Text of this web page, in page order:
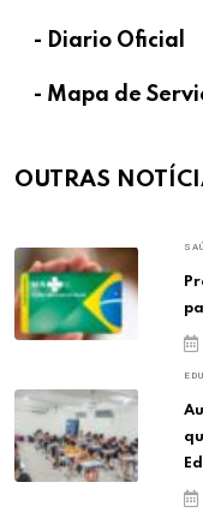
- Diario Oficial
- Mapa de
OUTRAS